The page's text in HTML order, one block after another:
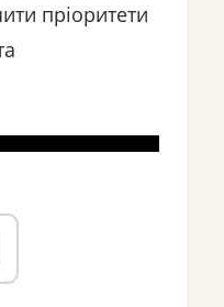
пріоритети